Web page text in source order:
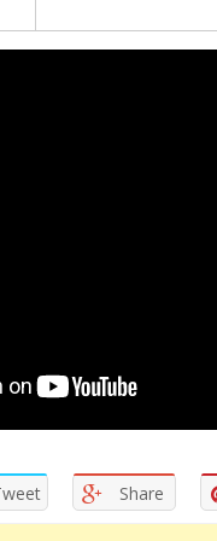
Share